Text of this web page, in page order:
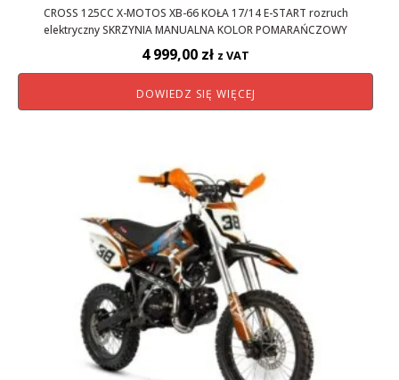
CROSS 125CC X-MOTOS XB-66 KOŁA 17/14 E-START rozruch
elektryczny SKRZYNIA MANUALNA KOLOR POMARAŃCZOWY
4 999,00 zł z VAT
DOWIEDZ SIĘ WIĘCEJ